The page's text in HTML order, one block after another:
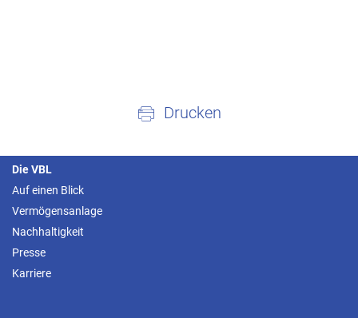
Drucken
Die VBL
Auf einen Blick
Vermögensanlage
Nachhaltigkeit
Presse
Karriere